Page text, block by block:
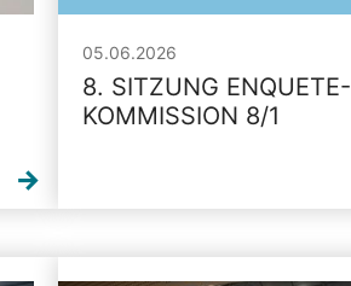
05.06.2026
8. SITZUNG ENQUETE-
KOMMISSION 8/1